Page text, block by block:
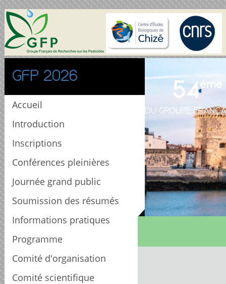
GFP 2026
Accueil
Introduction
Inscriptions
Conférences pleinières
Journée grand public
Soumission des résumés
Informations pratiques
Programme
Comité d'organisation
Comité scientifique
54ème
DU GROUPE